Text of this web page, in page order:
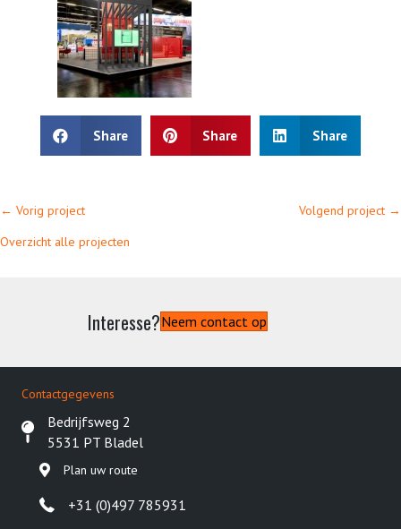
Share Share Share
Posts
navigation
← Vorig project
Volgend project →
Overzicht alle projecten
Interesse?Neem contact op
Contactgegevens
Bedrijfsweg 2
5531 PT Bladel
Plan uw route
+31 (0)497 785931